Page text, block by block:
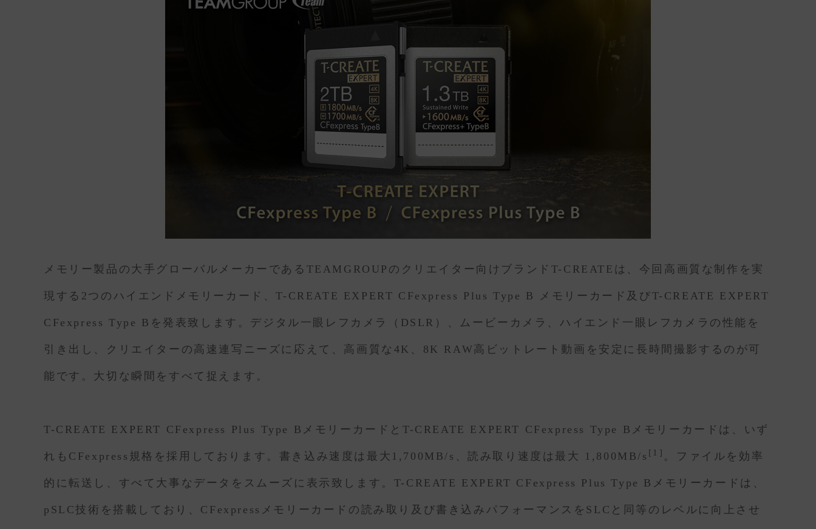
メモリー製品の大手グローバルメーカーであるTEAMGROUPのクリエイター向けブランドT-CREATEは、今回高画質な制作を実
現する2つのハイエンドメモリーカード、T-CREATE EXPERT CFexpress Plus Type B メモリーカード及びT-CREATE EXPERT
CFexpress Type Bを発表致します。デジタル一眼レフカメラ（DSLR）、ムービーカメラ、ハイエンド一眼レフカメラの性能を
引き出し、クリエイターの高速連写ニーズに応えて、高画質な4K、8K RAW高ビットレート動画を安定に長時間撮影するのが可
能です。大切な瞬間をすべて捉えます。
T-CREATE EXPERT CFexpress Plus Type BメモリーカードとT-CREATE EXPERT CFexpress Type Bメモリーカードは、いず
れもCFexpress規格を採用しております。書き込み速度は最大1,700MB/s、読み取り速度は最大 1,800MB/s [1] 。ファイルを効率
的に転送し、すべて大事なデータをスムーズに表示致します。T-CREATE EXPERT CFexpress Plus Type Bメモリーカードは、
pSLC技術を搭載しており、CFexpressメモリーカードの読み取り及び書き込みパフォーマンスをSLCと同等のレベルに向上させ